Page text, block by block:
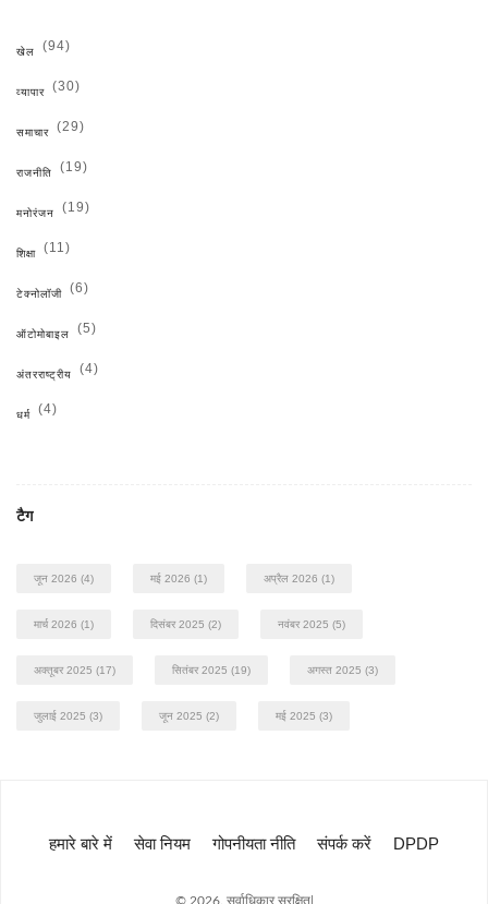
खेल (94)
व्यापार (30)
समाचार (29)
राजनीति (19)
मनोरंजन (19)
शिक्षा (11)
टेक्नोलॉजी (6)
ऑटोमोबाइल (5)
अंतरराष्ट्रीय (4)
धर्म (4)
टैग
जून 2026 (4) मई 2026 (1) अप्रैल 2026 (1)
मार्च 2026 (1) दिसंबर 2025 (2) नवंबर 2025 (5)
अक्तूबर 2025 (17) सितंबर 2025 (19) अगस्त 2025 (3)
जुलाई 2025 (3) जून 2025 (2) मई 2025 (3)
हमारे बारे में सेवा नियम गोपनीयता नीति संपर्क करें DPDP
© 2026. सर्वाधिकार सुरक्षित|